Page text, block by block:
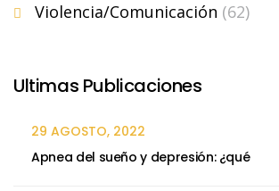
Violencia/Comunicación (62)
Ultimas Publicaciones
29 AGOSTO, 2022
Apnea del sueño y depresión: ¿qué